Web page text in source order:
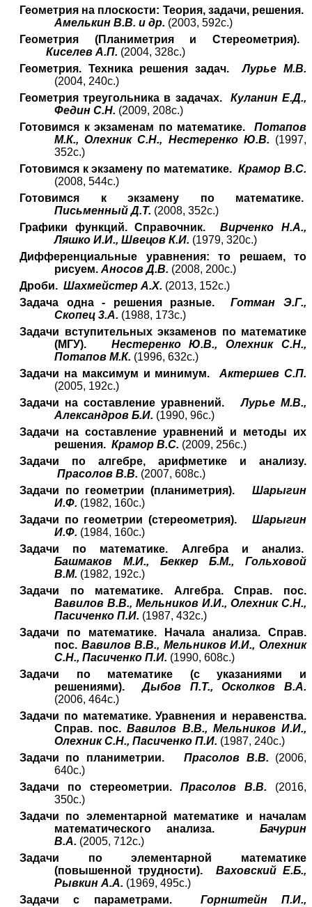
Геометрия на плоскости: Теория, задачи, решения.
Амелькин В.В. и др. (2003, 592с.)
Геометрия (Планиметрия и Стереометрия).
Киселев А.П. (2004, 328с.)
Геометрия. Техника решения задач.Лурье М.В.
(2004, 240с.)
Геометрия треугольника в задачах.
Куланин Е.Д.,
Федин С.Н. (2009, 208с.)
Готовимся к экзаменам по математике. Потапов
М.К., Олехник С.Н., Нестеренко Ю.В. (1997,
352с.)
Готовимся к экзамену по математике.Крамор В.С.
(2008, 544с.)
Готовимся к экзамену по математике.
Письменный Д.Т. (2008, 352с.)
Графики функций. Справочник.Вирченко Н.А.,
Ляшко И.И., Швецов К.И. (1979, 320с.)
Дифференциальные уравнения: то решаем, то
рисуем. Аносов Д.В. (2008, 200с.)
Дроби. Шахмейстер А.Х. (2013, 152с.)
Задача одна - решения разные.Готман Э.Г.,
Скопец 3.А. (1988, 173с.)
Задачи вступительных экзаменов по математике
(МГУ). Нестеренко Ю.В., Олехник С.Н.,
Потапов М.К. (1996, 632с.)
Задачи на максимум и минимум.Актершев С.П.
(2005, 192с.)
Задачи на составление уравнений.Лурье М.В.,
Александров Б.И. (1990, 96с.)
Задачи на составление уравнений и методы их
решения. Крамор В.С. (2009, 256с.)
Задачи по алгебре, арифметике и анализу.
Прасолов В.В. (2007, 608с.)
Задачи по геометрии (планиметрия).
Шарыгин
И.Ф. (1982, 160с.)
Задачи по геометрии (стереометрия).
Шарыгин
И.Ф. (1984, 160с.)
Задачи по математике. Алгебра и анализ.
Башмаков М.И., Беккер Б.М., Гольховой
В.М. (1982, 192с.)
Задачи по математике. Алгебра. Справ. пос.
Вавилов В.В., Мельников И.И., Олехник С.Н.,
Пасиченко П.И. (1987, 432с.)
Задачи по математике. Начала анализа. Справ.
пос. Вавилов В.В., Мельников И.И., Олехник
С.Н., Пасиченко П.И. (1990, 608с.)
Задачи по математике (с указаниями и
решениями).Дыбов П.Т., Осколков В.А.
(2006, 464с.)
Задачи по математике. Уравнения и неравенства.
Справ. пос.Вавилов В.В., Мельников И.И.,
Олехник С.Н., Пасиченко П.И. (1987, 240с.)
Задачи по планиметрии.
Прасолов В.В. (2006,
640с.)
Задачи по стереометрии. Прасолов В.В. (2016,
350с.)
Задачи по элементарной математике и началам
математического анализа.
Бачурин
В.А. (2005, 712с.)
Задачи по элементарной математике
(повышенной трудности). Ваховский Е.Б.,
Рывкин А.А. (1969, 495с.)
Задачи с параметрами.
Горнштейн П.И.,